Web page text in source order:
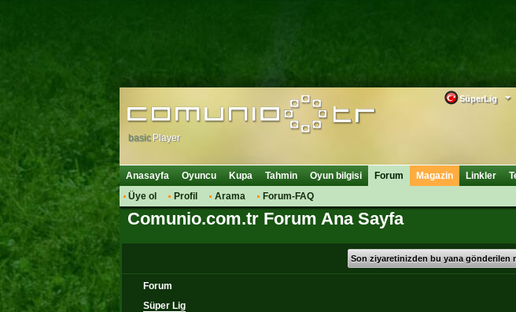
SüperLig
basic Player
Anasayfa Oyuncu Kupa Tahmin Oyun bilgisi
Forum
Üye ol
Profil Arama Forum-FAQ
Magazin Linkler
Comunio.com.tr Forum Ana Sayfa
Son ziyaretinizden bu yana gönderilen
Forum
Süper Lig